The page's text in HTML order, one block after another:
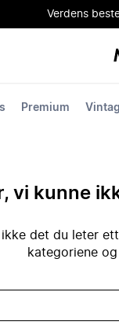
Verdens
Premium
vi kunne
det du leter
kategoriene